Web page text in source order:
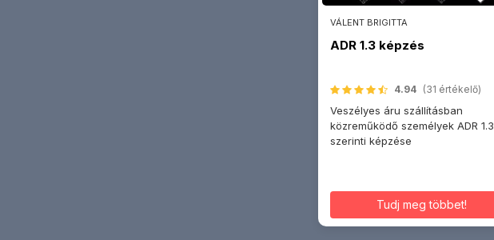
VÁLENT BRIGITTA
ADR 1.3 képzés
4.94 (31 értékelő)
Veszélyes áru szállításban
közreműködő személyek ADR 1.3
szerinti képzése
Tudj meg többet!